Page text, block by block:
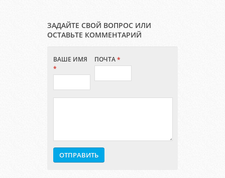
ЗАДАЙТЕ СВОЙ ВОПРОС ИЛИ
ОСТАВЬТЕ КОММЕНТАРИЙ
ВАШЕ ИМЯ
*
ПОЧТА*